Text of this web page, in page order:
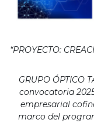
“PROYECTO:
GRUPO ÓPTICO
convocatoria
empresarial
marco del